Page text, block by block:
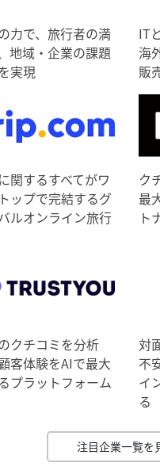
力で、旅行者の満
地域・企業の課題
実現
IT
海
販
関するすべてがワ
ップで完結するグ
ルオンライン旅行
ク
最
ト
クチコミを分析
客体験をAIで最大
プラットフォーム
対
不
イ
る
注目企業一覧を